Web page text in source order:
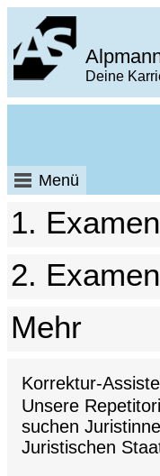
Deine
Menü
1. Examen
2. Examen
Mehr
Korrektur-
Unsere
suchen
Juristischen